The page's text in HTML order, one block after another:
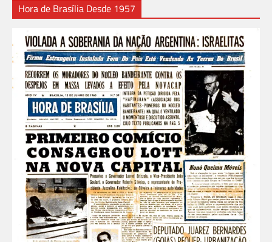
Hora de Brasília Desde 1957